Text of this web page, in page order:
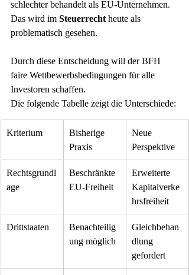
schlechter behandelt als EU-Unternehmen.
Das wird im Steuerrecht heute als
problematisch gesehen.
Durch diese Entscheidung will der BFH
faire Wettbewerbsbedingungen für alle
Investoren schaffen.
Die folgende Tabelle zeigt die Unterschiede:
Kriterium
Bisherige
Praxis
Neue
Perspektive
Rechtsgrundl
age
Beschränkte
EU-Freiheit
Erweiterte
Kapitalverke
hrsfreiheit
Drittstaaten
Benachteilig
ung möglich
Gleichbehan
dlung
gefordert